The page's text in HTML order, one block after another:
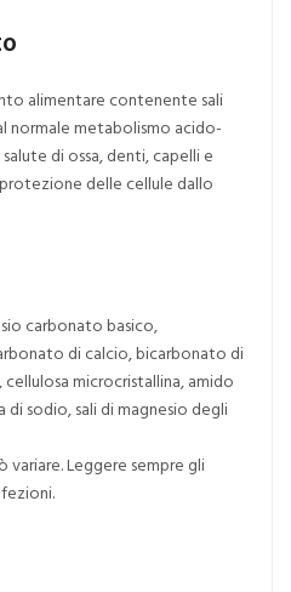
alimentare contenente sali
normale metabolismo acido-
di ossa, denti, capelli e
delle cellule dallo
carbonato basico,
di calcio, bicarbonato di
microcristallina, amido
di sodio, sali di magnesio degli
variare. Leggere sempre gli